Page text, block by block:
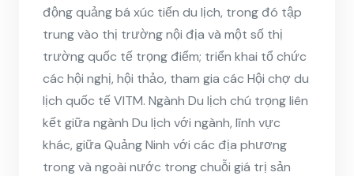
động quảng bá xúc tiến du lịch, trong đó tập
trung vào thị trường nội địa và một số thị
trường quốc tế trọng điểm; triển khai tổ chức
các hội nghị, hội thảo, tham gia các Hội chợ du
lịch quốc tế VITM. Ngành Du lịch chú trọng liên
kết giữa ngành Du lịch với ngành, lĩnh vực
khác, giữa Quảng Ninh với các địa phương
trong và ngoài nước trong chuỗi giá trị sản